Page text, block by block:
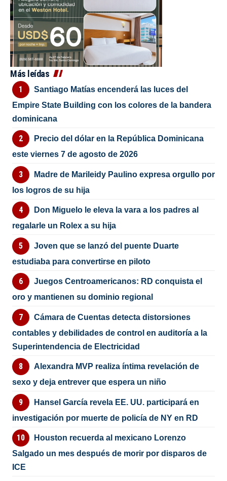
Más leídas
Santiago Matías encenderá las luces del
Empire State Building con los colores de la bandera
dominicana
Precio del dólar en la República Dominicana
este viernes 7 de agosto de 2026
Madre de Marileidy Paulino expresa orgullo por
los logros de su hija
Don Miguelo le eleva la vara a los padres al
regalarle un Rolex a su hija
Joven que se lanzó del puente Duarte
estudiaba para convertirse en piloto
Juegos Centroamericanos: RD conquista el
oro y mantienen su dominio regional
Cámara de Cuentas detecta distorsiones
contables y debilidades de control en auditoría a la
Superintendencia de Electricidad
Alexandra MVP realiza íntima revelación de
sexo y deja entrever que espera un niño
Hansel García revela EE. UU. participará en
investigación por muerte de policía de NY en RD
Houston recuerda al mexicano Lorenzo
Salgado un mes después de morir por disparos de
ICE